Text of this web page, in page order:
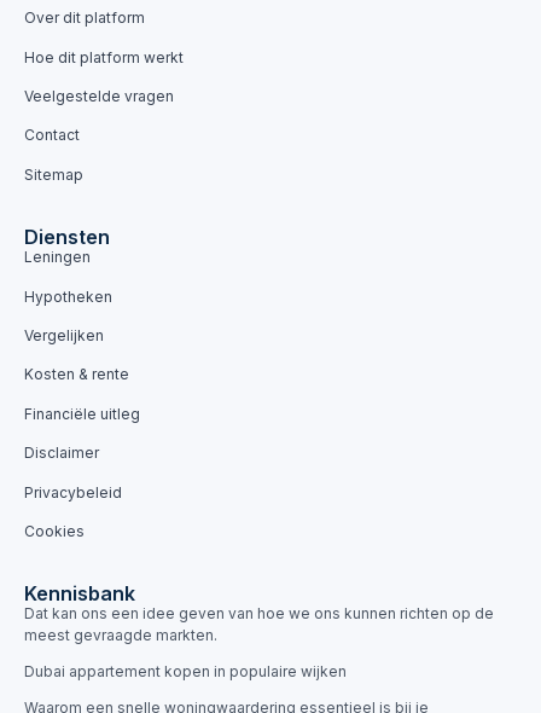
Over dit platform
Hoe dit platform werkt
Veelgestelde vragen
Contact
Sitemap
Diensten
Leningen
Hypotheken
Vergelijken
Kosten & rente
Financiële uitleg
Disclaimer
Privacybeleid
Cookies
Kennisbank
Dat kan ons een idee geven van hoe we ons kunnen richten op de
meest gevraagde markten.
Dubai appartement kopen in populaire wijken
Waarom een snelle woningwaardering essentieel is bij je